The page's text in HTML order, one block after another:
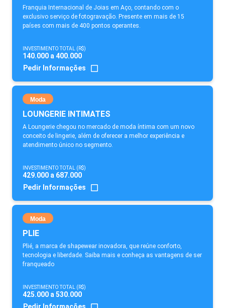
Franquia Internacional de Joias em Aço, contando com o
exclusivo serviço de fotogravação. Presente em mais de 15
países com mais de 400 pontos operantes.
INVESTIMENTO TOTAL (R$)
140.000 a 400.000
Pedir Informações
Moda
LOUNGERIE INTIMATES
A Loungerie chegou no mercado de moda íntima com um novo
conceito de lingerie, além de oferecer a melhor experiência e
atendimento único no segmento.
INVESTIMENTO TOTAL (R$)
429.000 a 687.000
Pedir Informações
Moda
PLIE
Plié, a marca de shapewear inovadora, que reúne conforto,
tecnologia e liberdade. Saiba mais e conheça as vantagens de ser
franqueado
INVESTIMENTO TOTAL (R$)
425.000 a 530.000
Pedir Informações